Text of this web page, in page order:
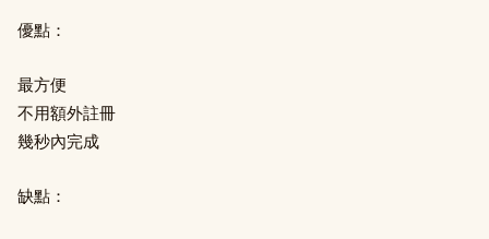
優點：
最方便
不用額外註冊
幾秒內完成
缺點：